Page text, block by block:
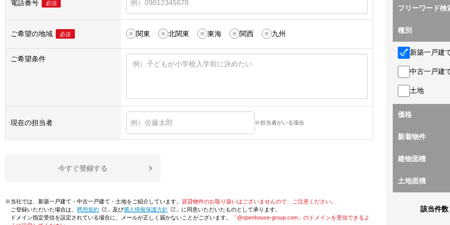
電話番号 必須
ご希望の地域 必須 関東 北関東 東海 関西 九州
ご希望条件
現在の担当者 ※担当者がいる場合
今すぐ登録する
※当社では、新築一戸建て・中古一戸建て・土地をご紹介しています。 賃貸物件のお取り扱いはございませんので、ご注意ください。
ご登録いただいた場合は、「利用規約 」及び「個人情報保護方針
」に同意いただいたものとして承ります。
ドメイン指定受信を設定されている場合に、メールが正しく届かないことがございます。
「@openhouse-group.com」のドメインを受信できるよ
フリーワード検
種別
新築一戸建
中古一戸建
土地
価格
新着物件
建物面積
土地面積
該当件数